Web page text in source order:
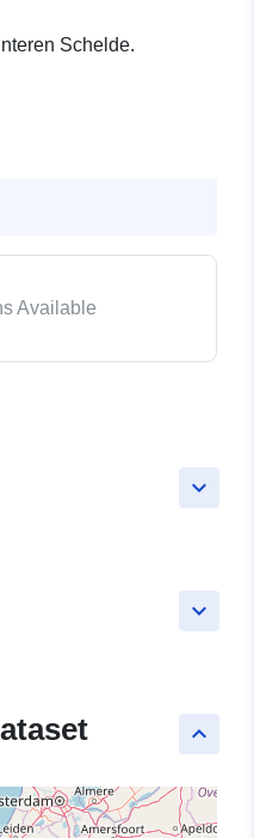
Schelde.
Available
keyboard_arrow_down
keyboard_arrow_down
keyboard_arrow_up